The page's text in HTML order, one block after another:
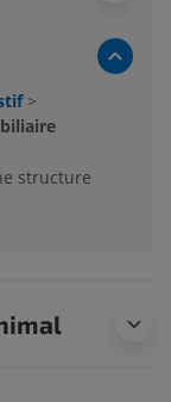
>
structure